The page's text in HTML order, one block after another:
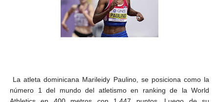
La atleta dominicana Marileidy Paulino, se posiciona como la
número 1 del mundo del atletismo en ranking de la World